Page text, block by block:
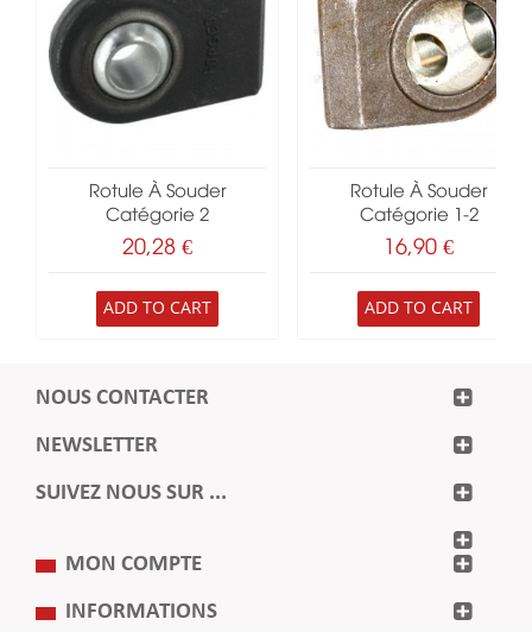
Rotule À Souder
Catégorie 2
20,28 €
ADD TO CART
Rotule À Souder
Catégorie 1-2
16,90 €
ADD TO CART
NOUS CONTACTER
NEWSLETTER
SUIVEZ NOUS SUR ...
MON COMPTE
INFORMATIONS